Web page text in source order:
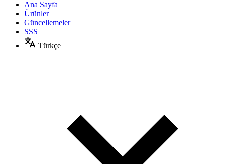
Ana Sayfa
Ürünler
Güncellemeler
SSS
Türkçe